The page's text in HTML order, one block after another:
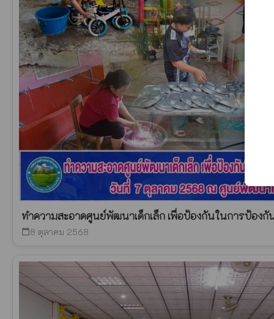
ทำความสะอาดศูนย์พัฒนาเด็กเล็ก เพื่อป้องกันในการป้องกั
calendar_today 8 ตุลาคม 2568